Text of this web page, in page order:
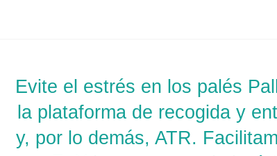
Evite el estrés en los palés
la plataforma de recogida y
y, por lo demás, ATR.